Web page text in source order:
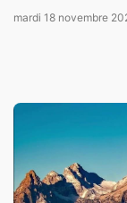
mardi 18 novembre